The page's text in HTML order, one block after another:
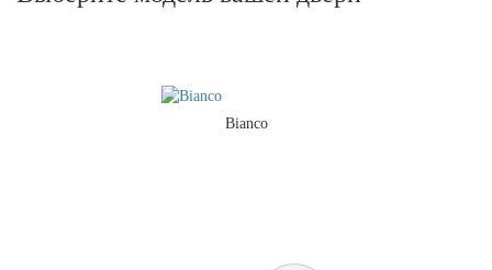
Bianco